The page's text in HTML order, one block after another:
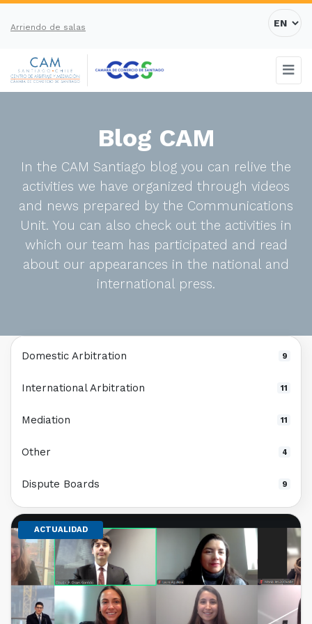
Arriendo de salas
Blog CAM
In the CAM Santiago blog you can relive the
activities we have organized through videos
and news prepared by the Communications
Unit. You can also check out the activities in
which our team has participated and read
about our appearances in the national and
international press.
ACTUALIDAD
Domestic Arbitration 9
International Arbitration 11
Mediation 11
Other 4
Dispute Boards 9